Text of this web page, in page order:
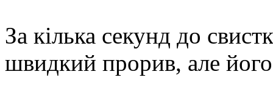
За кілька секунд до
швидкий прорив, але